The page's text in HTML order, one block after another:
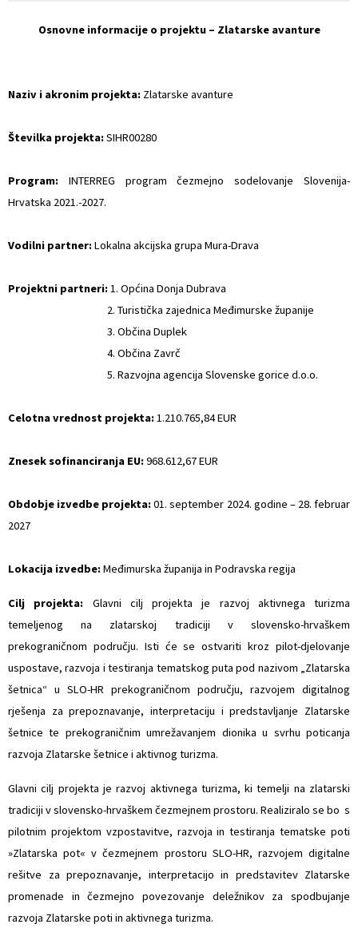
Osnovne informacije o projektu – Zlatarske avanture
Naziv i akronim projekta: Zlatarske avanture
Številka projekta:SIHR00280
Program: INTERREG program čezmejno sodelovanje Slovenija-
Hrvatska 2021.-2027.
Vodilni partner:Lokalna akcijska grupa Mura-Drava
Projektni partneri:1. Općina Donja Dubrava
2. Turistička zajednica Međimurske županije
3. Občina Duplek
4. Občina Zavrč
5. Razvojna agencija Slovenske gorice d.o.o.
Celotna vrednost projekta:1.210.765,84 EUR
Znesek sofinanciranja EU:968.612,67 EUR
Obdobje izvedbe projekta:01. september 2024. godine – 28. februar
2027
Lokacija izvedbe:Međimurska županija in Podravska regija
Cilj projekta: Glavni cilj projekta je razvoj aktivnega turizma
temeljenog na zlatarskoj tradiciji v slovensko-hrvaškem
prekograničnom području. Isti će se ostvariti kroz pilot-djelovanje
uspostave, razvoja i testiranja tematskog puta pod nazivom „Zlatarska
šetnica“ u SLO-HR prekograničnom području, razvojem digitalnog
rješenja za prepoznavanje, interpretaciju i predstavljanje Zlatarske
šetnice te prekograničnim umrežavanjem dionika u svrhu poticanja
razvoja Zlatarske šetnice i aktivnog turizma.
Glavni cilj projekta je razvoj aktivnega turizma, ki temelji na zlatarski
tradiciji v slovensko-hrvaškem čezmejnem prostoru. Realiziralo se bo s
pilotnim projektom vzpostavitve, razvoja in testiranja tematske poti
»Zlatarska pot« v čezmejnem prostoru SLO-HR, razvojem digitalne
rešitve za prepoznavanje, interpretacijo in predstavitev Zlatarske
promenade in čezmejno povezovanje deležnikov za spodbujanje
razvoja Zlatarske poti in aktivnega turizma.
Varstvo osebnih podatkov
Strateški dokumenti
Katalog informacij javnega značaja
Občinski časopis
Proračun občine
Lokalne volitve